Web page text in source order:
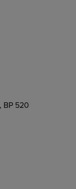
BP 520